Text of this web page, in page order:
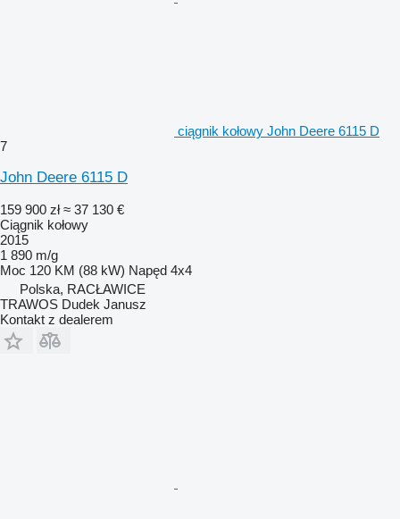
ciągnik kołowy John Deere 6115 D
7
John Deere 6115 D
159 900 zł ≈ 37 130 €
Ciągnik kołowy
2015
1 890 m/g
Moc 120 KM (88 kW) Napęd 4x4
Polska, RACŁAWICE
TRAWOS Dudek Janusz
Kontakt z dealerem